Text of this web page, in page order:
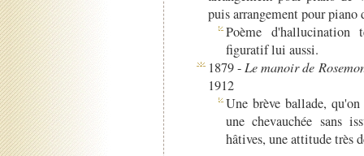
puis arrangement pour piano
Poème d'hallucination
figuratif lui aussi.
1879 -Le manoir de
1912
Une brève ballade,
une chevauchée sans
hâtives, une attitude très